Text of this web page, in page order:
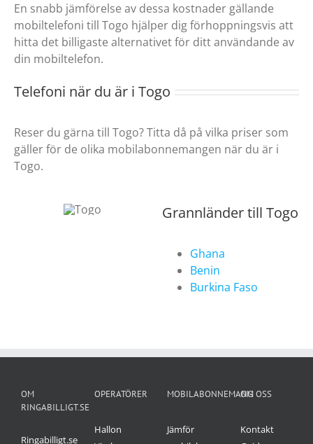
En snabb jämförelse av dessa kostnader gällande
mobiltelefoni till Togo hjälper dig förhoppningsvis att
hitta det billigaste alternativet för ditt användande av
din mobiltelefon.
Telefoni när du är i Togo
Reser du gärna till Togo? Titta då på vilka priser som
gäller för de olika mobilabonnemangen när du är i
Togo.
Grannländer till Togo
Ghana
Benin
Burkina Faso
OM
RINGABILLIGT.SE
Ringabilligt.se
OPERATÖRER
Hallon
MOBILABONNEMANG
Jämför
OM OSS
Kontakt